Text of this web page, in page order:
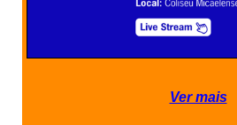
Ver mais